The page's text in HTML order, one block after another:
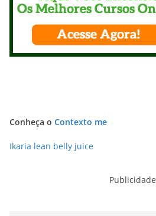
Conheça o Contexto me
Ikaria lean belly juice
Publicidade